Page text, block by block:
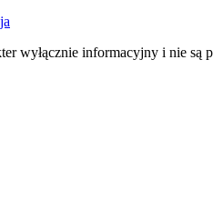
wyłącznie informacyjny i nie są